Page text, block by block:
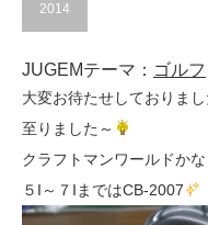
2014
JUGEMテーマ： ゴルフ
大変お待たせしておりまし
至りました～
クラフトマンワールドか
５I～７IまではCB-2007